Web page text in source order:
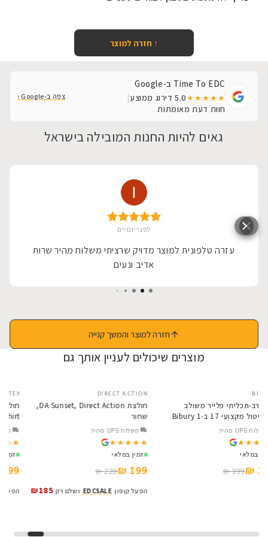
↑ חזרה למוצר
Time To EDC ב-Google
★★★★★
5.0דירוג ממוצע|
חוות דעת מאומתות
צפה ב-Google ›
גאים להיות החנות המובילה בישראל
לפני יומיים
עזרה טלפונית למוצר מדויק שרציתי משלוח מהיר שרות
אדיב ונעים
חזרה למוצר והמשך קנייה
מוצרים שיכולים לעניין אותך גם
BIBURY
אולר רב-תכליתי פלייר משולב
מולטיטול מקצועי 17 ב-1 Bibury
Base BI2045
משלוח UPS מהיר
★★★★★
★★★★★
זמין במלאי
369 ₪
399 ₪
SALE
DIRECT ACTION
שחור
משלוח UPS מהיר
★★★★★
★★★★★
זמין במלאי
199 ₪
229 ₪
הפעל קופון EDCSALE ושלם רק₪185